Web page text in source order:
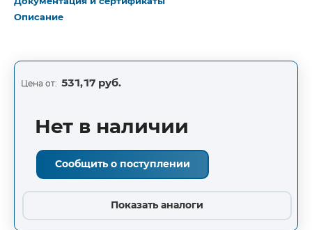
Описание
Цена от: 531,17 руб.
Нет в наличии
Сообщить о поступлении
Показать аналоги